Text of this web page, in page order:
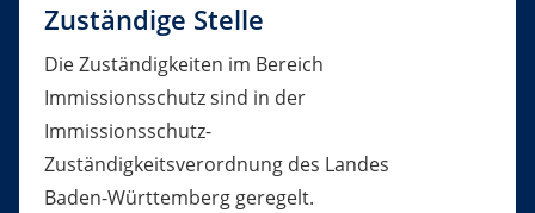
Zuständige Stelle
Die Zuständigkeiten im Bereich
Immissionsschutz sind in der
Immissionsschutz-
Zuständigkeitsverordnung des Landes
Baden-Württemberg geregelt.